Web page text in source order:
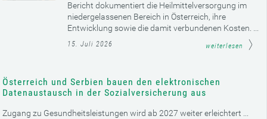
Bericht dokumentiert die Heilmittelversorgung im
niedergelassenen Bereich in Österreich, ihre
Entwicklung sowie die damit verbundenen Kosten. ...
15. Juli 2026 weiterlesen
Österreich und Serbien bauen den elektronischen
Datenaustausch in der Sozialversicherung aus
Zugang zu Gesundheitsleistungen wird ab 2027 weiter erleichtert ...